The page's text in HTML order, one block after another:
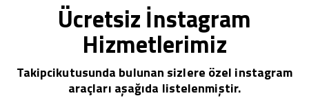
Ücretsiz İnstagram
Hizmetlerimiz
Takipcikutusunda bulunan sizlere özel instagram
araçları aşağıda listelenmiştir.